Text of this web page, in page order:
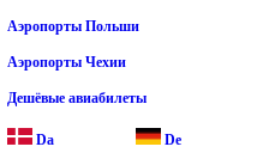
Аэропорты Польши
Аэропорты Чехии
Дешёвые авиабилеты
Da De